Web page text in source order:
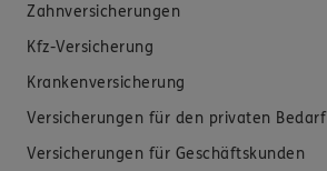
Zahnversicherungen
Kfz-Versicherung
Krankenversicherung
Versicherungen für den privaten Bedarf
Versicherungen für Geschäftskunden